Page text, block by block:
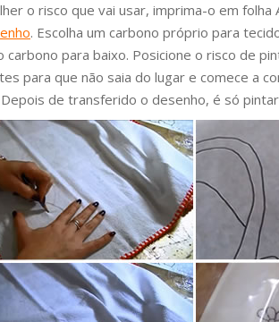
o risco que vai usar, imprima-o em folha
. Escolha um carbono próprio para
carbono para baixo. Posicione o risco de
para que não saia do lugar e comece a
de transferido o desenho, é só